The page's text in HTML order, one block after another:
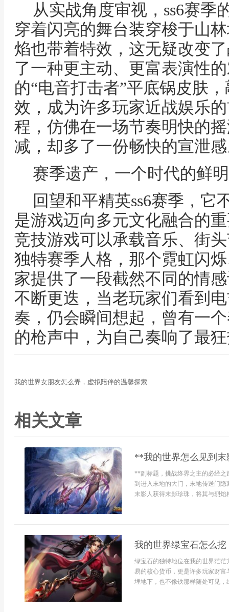
从实战角度审视，ss6赛季
穿着闪亮的舞台装穿梭于山
焰也带着特效，这无疑改变
了一种更主动、更富表演性
的“电音打击者”平底锅皮肤
效，成为许多玩家近战娱乐
程，仿佛在一场节奏明快的
减，却多了一份畅快的宣泄
赛季遗产，一个时代的鲜
回望和平精英ss6赛季，它
是游戏迈向多元文化融合的
竞技游戏可以承载音乐、街
独特赛季人格，那个霓虹闪
家提供了一段截然不同的情
不断更迭，当老玩家们看到
奏，仍会瞬间想起，曾有一
的枪声中，为自己奏响了最
我的世界女朋友怎么弄，虚拟陪伴的温馨探索
相关文章
**我的世界怎么见到
**副标题，挑战终界之主的必经
到进入末地的大门，末地传送门
末影人获得末影珍珠，将其与烈
我的世界绿宝石怎么
绿宝石的独特地位在我的世界茫
易的核心货币，更是许多玩家财
埋地下，也不像铁那样随处可见